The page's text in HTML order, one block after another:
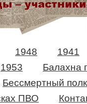
1948 1941
1953 Балахна
Бессмертный
ПВО